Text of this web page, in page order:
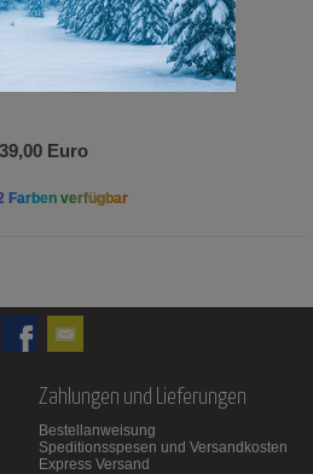
Euro
Farben verfügbar
Zahlungen und Lieferungen
Bestellanweisung
Speditionsspesen und Versandkosten
Express Versand